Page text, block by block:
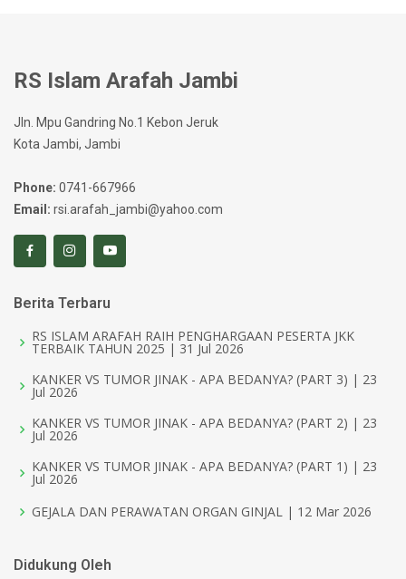
RS Islam Arafah Jambi
Jln. Mpu Gandring No.1 Kebon Jeruk
Kota Jambi, Jambi
Phone: 0741-667966
Email: rsi.arafah_jambi@yahoo.com
Berita Terbaru
RS ISLAM ARAFAH RAIH PENGHARGAAN PESERTA JKK
TERBAIK TAHUN 2025 | 31 Jul 2026
KANKER VS TUMOR JINAK - APA BEDANYA? (PART 3) | 23
Jul 2026
KANKER VS TUMOR JINAK - APA BEDANYA? (PART 2) | 23
Jul 2026
KANKER VS TUMOR JINAK - APA BEDANYA? (PART 1) | 23
Jul 2026
GEJALA DAN PERAWATAN ORGAN GINJAL | 12 Mar 2026
Didukung Oleh